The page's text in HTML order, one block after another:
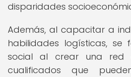
disparidades
Además, al capacitar a
habilidades logísticas, se
social al crear una red
cualificados que